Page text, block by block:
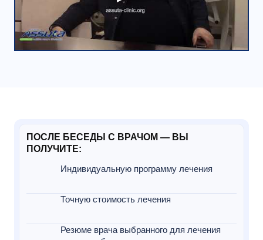
ПОСЛЕ БЕСЕДЫ С ВРАЧОМ — ВЫ
ПОЛУЧИТЕ:
Индивидуальную программу лечения
Точную стоимость лечения
Резюме врача выбранного для лечения